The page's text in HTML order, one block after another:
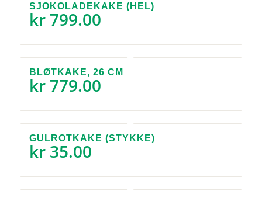
SJOKOLADEKAKE (HEL)
kr799.00
BLØTKAKE, 26 CM
kr779.00
GULROTKAKE (STYKKE)
kr35.00